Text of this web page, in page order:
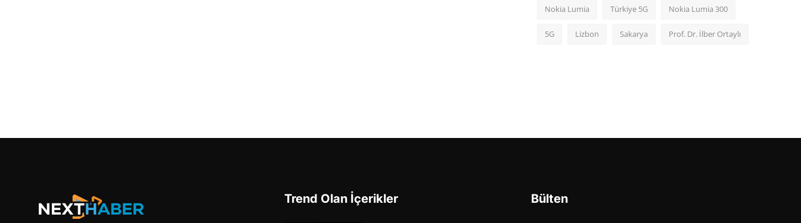
Nokia Lumia Türkiye 5G Nokia Lumia 300
5G Lizbon Sakarya Prof. Dr. İlber Ortaylı
Trend Olan İçerikler Bülten